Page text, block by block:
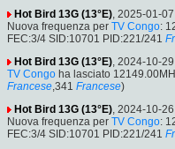
Hot Bird 13G (13°E), 2025-01-07
Nuova frequenza per TV Congo:
FEC:3/4 SID:10701 PID:221/241
Hot Bird 13G (13°E), 2024-10-29
TV Congo ha lasciato
Francese,341 Francese)
Hot Bird 13G (13°E), 2024-10-26
Nuova frequenza per TV Congo:
FEC:3/4 SID:10701 PID:221/241